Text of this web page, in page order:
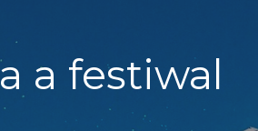
a festiwal